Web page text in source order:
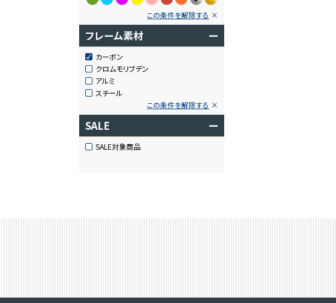
この条件を解除する
フレーム素材 ー
カーボン
クロムモリブデン
アルミ
スチール
この条件を解除する
SALE ー
SALE対象商品